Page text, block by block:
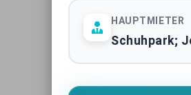
HAUPTMIETER
Schuhpark;